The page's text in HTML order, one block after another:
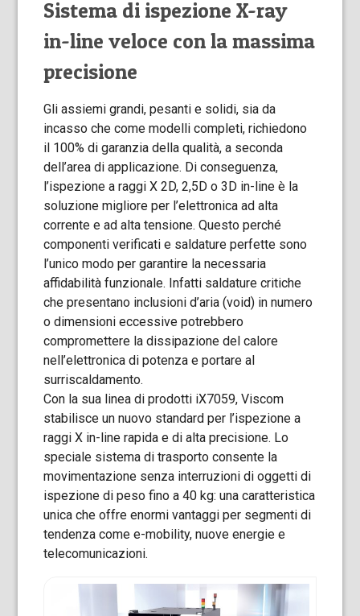
Sistema di ispezione X-ray
in-line veloce con la massima
precisione
Gli assiemi grandi, pesanti e solidi, sia da
incasso che come modelli completi, richiedono
il 100% di garanzia della qualità, a seconda
dell’area di applicazione. Di conseguenza,
l’ispezione a raggi X 2D, 2,5D o 3D in-line è la
soluzione migliore per l’elettronica ad alta
corrente e ad alta tensione. Questo perché
componenti verificati e saldature perfette sono
l’unico modo per garantire la necessaria
affidabilità funzionale. Infatti saldature critiche
che presentano inclusioni d’aria (void) in numero
o dimensioni eccessive potrebbero
compromettere la dissipazione del calore
nell’elettronica di potenza e portare al
surriscaldamento.
Con la sua linea di prodotti iX7059, Viscom
stabilisce un nuovo standard per l’ispezione a
raggi X in-line rapida e di alta precisione. Lo
speciale sistema di trasporto consente la
movimentazione senza interruzioni di oggetti di
ispezione di peso fino a 40 kg: una caratteristica
unica che offre enormi vantaggi per segmenti di
tendenza come e-mobility, nuove energie e
telecomunicazioni.